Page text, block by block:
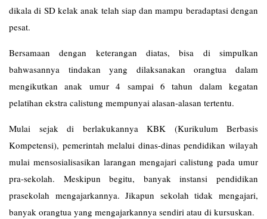
dikala di SD kelak anak telah siap dan mampu beradaptasi dengan
pesat.
Bersamaan dengan keterangan diatas, bisa di simpulkan
bahwasannya tindakan yang dilaksanakan orangtua dalam
mengikutkan anak umur 4 sampai 6 tahun dalam kegatan
pelatihan ekstra calistung mempunyai alasan-alasan tertentu.
Mulai sejak di berlakukannya KBK (Kurikulum Berbasis
Kompetensi), pemerintah melalui dinas-dinas pendidikan wilayah
mulai mensosialisasikan larangan mengajari calistung pada umur
pra-sekolah. Meskipun begitu, banyak instansi pendidikan
prasekolah mengajarkannya. Jikapun sekolah tidak mengajari,
banyak orangtua yang mengajarkannya sendiri atau di kursuskan.